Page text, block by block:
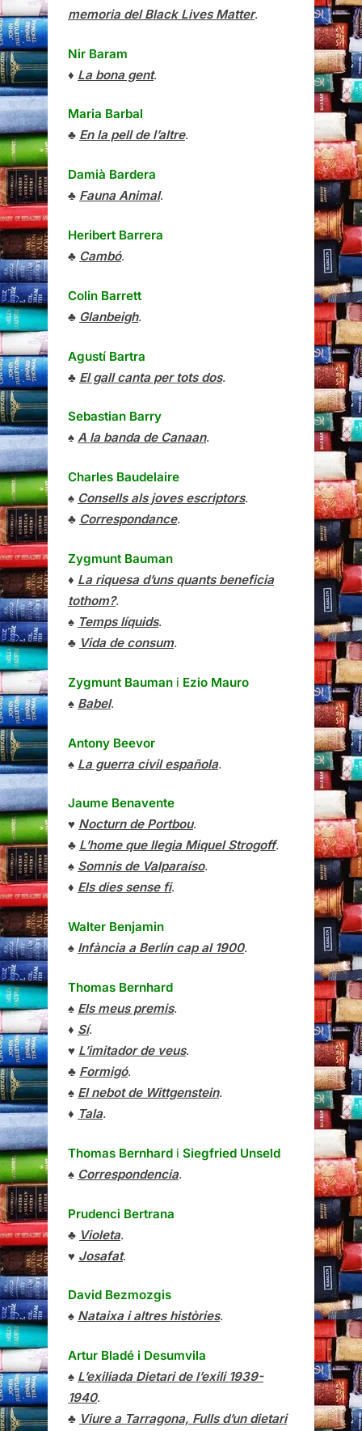
memoria del Black Lives Matter.
Nir Baram
♦ La bona gent.
Maria Barbal
♣ En la pell de l’altre.
Damià Bardera
♣ Fauna Animal.
Heribert Barrera
♣ Cambó.
Colin Barrett
♣ Glanbeigh.
Agustí Bartra
♣ El gall canta per tots dos.
Sebastian Barry
♠ A la banda de Canaan.
Charles Baudelaire
♠ Consells als joves escriptors.
♣ Correspondance.
Zygmunt Bauman
♦ La riquesa d’uns quants beneficia
tothom?.
♠ Temps líquids.
♣ Vida de consum.
Zygmunt Bauman i Ezio Mauro
♠ Babel.
Antony Beevor
♠ La guerra civil española.
Jaume Benavente
♥ Nocturn de Portbou.
♣ L’home que llegia Miquel Strogoff.
♠ Somnis de Valparaíso.
♦ Els dies sense fi.
Walter Benjamin
♠ Infància a Berlín cap al 1900.
Thomas Bernhard
♠ Els meus premis.
♦ Sí.
♥ L’imitador de veus.
♣ Formigó.
♠ El nebot de Wittgenstein.
♦ Tala.
Thomas Bernhard i Siegfried Unseld
♠ Correspondencia.
Prudenci Bertrana
♣ Violeta.
♥ Josafat.
David Bezmozgis
♠ Nataixa i altres històries.
Artur Bladé i Desumvila
♠ L’exiliada Dietari de l’exili 1939-
1940.
♣ Viure a Tarragona, Fulls d’un dietari